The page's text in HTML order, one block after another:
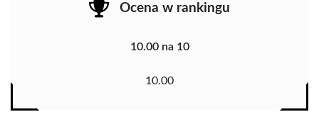
Ocena w rankingu
10.00 na 10
10.00